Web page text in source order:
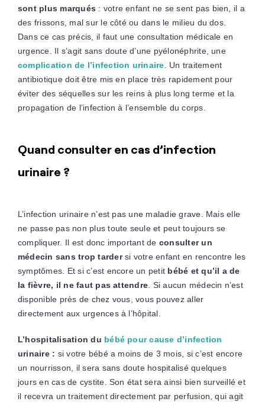
sont plus marqués : votre enfant ne se sent pas bien, il a
des frissons, mal sur le côté ou dans le milieu du dos.
Dans ce cas précis, il faut une consultation médicale en
urgence. Il s’agit sans doute d’une pyélonéphrite, une
complication de l’infection urinaire . Un traitement
antibiotique doit être mis en place très rapidement pour
éviter des séquelles sur les reins à plus long terme et la
propagation de l’infection à l’ensemble du corps.
Quand consulter en cas d’infection
urinaire ?
L’infection urinaire n’est pas une maladie grave. Mais elle
ne passe pas non plus toute seule et peut toujours se
compliquer. Il est donc important de consulter un
médecin sans trop tardersi votre enfant en rencontre les
symptômes. Et si c’est encore un petit bébé et qu’il a de
la fièvre, il ne faut pas attendre . Si aucun médecin n’est
disponible près de chez vous, vous pouvez aller
directement aux urgences à l’hôpital.
L’hospitalisation du bébé pour cause d’infection
urinaire : si votre bébé a moins de 3 mois, si c’est encore
un nourrisson, il sera sans doute hospitalisé quelques
jours en cas de cystite. Son état sera ainsi bien surveillé et
il recevra un traitement directement par perfusion, qui agit